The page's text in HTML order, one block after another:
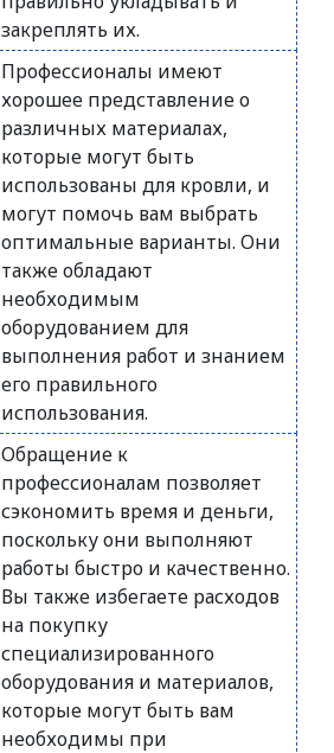
закреплять их.
Профессионалы имеют
хорошее представление о
различных материалах,
которые могут быть
использованы для кровли, и
могут помочь вам выбрать
оптимальные варианты. Они
также обладают
необходимым
оборудованием для
выполнения работ и знанием
его правильного
использования.
Обращение к
профессионалам позволяет
сэкономить время и деньги,
поскольку они выполняют
работы быстро и качественно.
Вы также избегаете расходов
на покупку
специализированного
оборудования и материалов,
которые могут быть вам
необходимы при